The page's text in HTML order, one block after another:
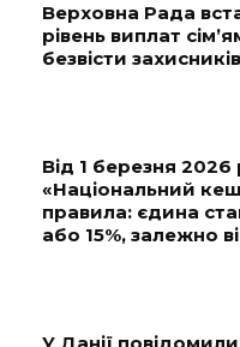
Верховна Рада
рівень виплат
безвісти
Від 1 березня
«Національний
правила: єдина
або 15%, залежно